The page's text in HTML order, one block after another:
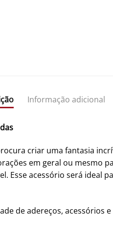
Informação adicional
criar uma fantasia
em geral ou mesmo
Esse acessório será
de adereços, acessórios e